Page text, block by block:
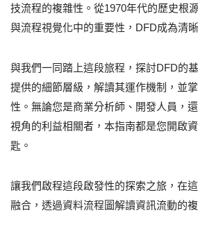
技流程的複雜性。從1970年代的歷史根
與流程視覺化中的重要性，DFD成為清
與我們一同踏上這段旅程，探討DFD的
提供的細節層級，解讀其運作機制，並
性。無論您是商業分析師、開發人員，
視角的利益相關者，本指南都是您開啟
匙。
讓我們啟程這段啟發性的探索之旅，在
融合，透過資料流程圖解讀資訊流動的複